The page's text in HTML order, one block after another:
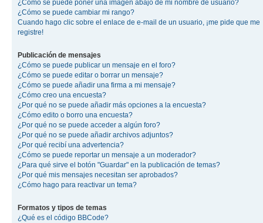
¿Cómo se puede poner una imagen abajo de mi nombre de usuario?
¿Cómo se puede cambiar mi rango?
Cuando hago clic sobre el enlace de e-mail de un usuario, ¡me pide que me
registre!
Publicación de mensajes
¿Cómo se puede publicar un mensaje en el foro?
¿Cómo se puede editar o borrar un mensaje?
¿Cómo se puede añadir una firma a mi mensaje?
¿Cómo creo una encuesta?
¿Por qué no se puede añadir más opciones a la encuesta?
¿Cómo edito o borro una encuesta?
¿Por qué no se puede acceder a algún foro?
¿Por qué no se puede añadir archivos adjuntos?
¿Por qué recibí una advertencia?
¿Cómo se puede reportar un mensaje a un moderador?
¿Para qué sirve el botón "Guardar" en la publicación de temas?
¿Por qué mis mensajes necesitan ser aprobados?
¿Cómo hago para reactivar un tema?
Formatos y tipos de temas
¿Qué es el código BBCode?